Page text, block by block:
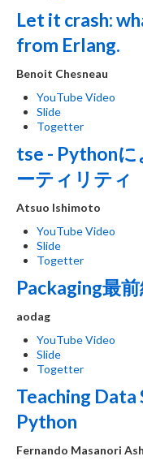
Let it crash:
from Erlang.
Benoit Chesneau
YouTube Video
Slide
Togetter
tse - Python
ーティリティ
Atsuo Ishimoto
YouTube Video
Slide
Togetter
Packaging最
aodag
YouTube Video
Slide
Togetter
Teaching
Python
Fernando Masanori